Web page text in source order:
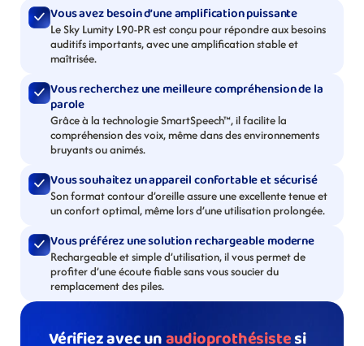
Vous avez besoin d’une amplification puissante
Le Sky Lumity L90-PR est conçu pour répondre aux besoins
auditifs importants, avec une amplification stable et
maîtrisée.
Vous recherchez une meilleure compréhension de la
parole
Grâce à la technologie SmartSpeech™, il facilite la
compréhension des voix, même dans des environnements
bruyants ou animés.
Vous souhaitez un appareil confortable et sécurisé
Son format contour d’oreille assure une excellente tenue et
un confort optimal, même lors d’une utilisation prolongée.
Vous préférez une solution rechargeable moderne
Rechargeable et simple d’utilisation, il vous permet de
profiter d’une écoute fiable sans vous soucier du
remplacement des piles.
Vérifiez avec un audioprothésiste si